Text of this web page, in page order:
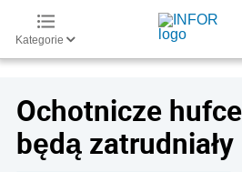
Kategorie
Ochotnicze
będą zatrudniały